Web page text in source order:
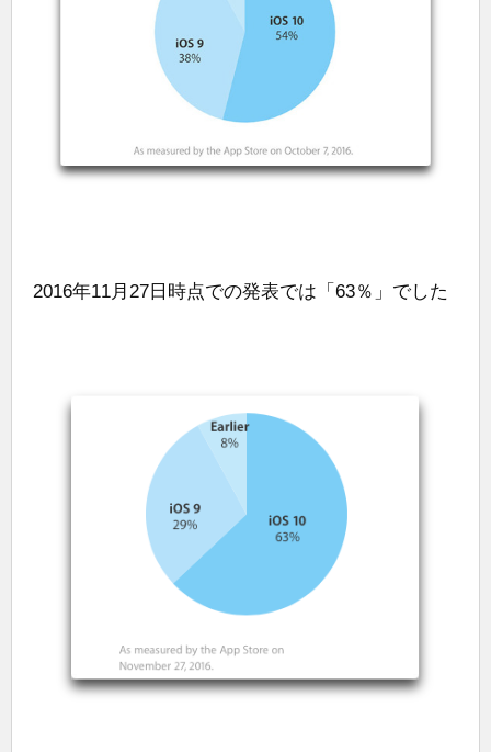
2016年11月27日時点での発表では「63％」でした